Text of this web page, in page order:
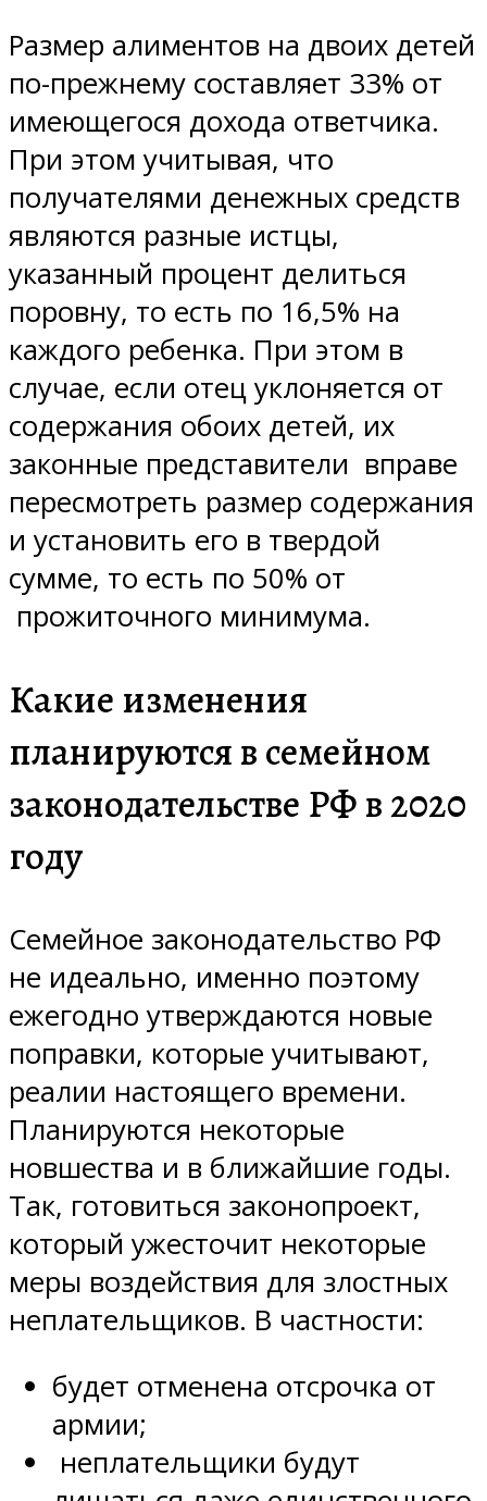
Размер алиментов на двоих детей
по-прежнему составляет 33% от
имеющегося дохода ответчика.
При этом учитывая, что
получателями денежных средств
являются разные истцы,
указанный процент делиться
поровну, то есть по 16,5% на
каждого ребенка. При этом в
случае, если отец уклоняется от
содержания обоих детей, их
законные представители вправе
пересмотреть размер содержания
и установить его в твердой
сумме, то есть по 50% от
прожиточного минимума.
Какие изменения
планируются в семейном
законодательстве РФ в 2020
году
Семейное законодательство РФ
не идеально, именно поэтому
ежегодно утверждаются новые
поправки, которые учитывают,
реалии настоящего времени.
Планируются некоторые
новшества и в ближайшие годы.
Так, готовиться законопроект,
который ужесточит некоторые
меры воздействия для злостных
неплательщиков. В частности:
будет отменена отсрочка от
армии;
неплательщики будут